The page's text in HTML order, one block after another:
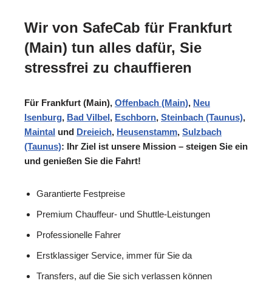
Wir von SafeCab für Frankfurt
(Main) tun alles dafür, Sie
stressfrei zu chauffieren
Für Frankfurt (Main), Offenbach (Main), Neu
Isenburg, Bad Vilbel, Eschborn, Steinbach (Taunus),
Maintal und Dreieich, Heusenstamm, Sulzbach
(Taunus): Ihr Ziel ist unsere Mission – steigen Sie ein
und genießen Sie die Fahrt!
Garantierte Festpreise
Premium Chauffeur- und Shuttle-Leistungen
Professionelle Fahrer
Erstklassiger Service, immer für Sie da
Transfers, auf die Sie sich verlassen können